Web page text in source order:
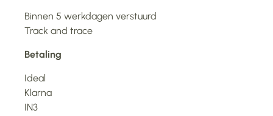
Binnen 5 werkdagen verstuurd
Track and trace
Betaling
Ideal
Klarna
IN3